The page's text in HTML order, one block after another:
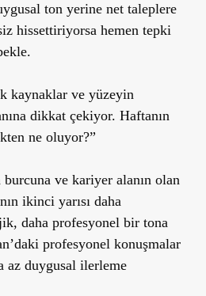
ton yerine net taleplere
hissettiriyorsa hemen tepki
kaynaklar ve yüzeyin
dikkat çekiyor. Haftanın
ne oluyor?”
ve kariyer alanın olan
ikinci yarısı daha
daha profesyonel bir tona
profesyonel konuşmalar
az duygusal ilerleme